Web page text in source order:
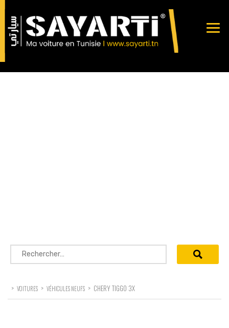
Rechercher :
> VOITURES > VÉHICULES NEUFS > CHERY TIGGO 3X